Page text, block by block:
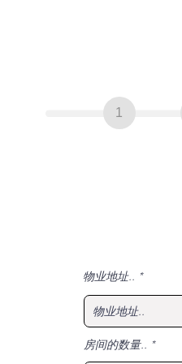
1
.
物业地址.. *
房间的数量..